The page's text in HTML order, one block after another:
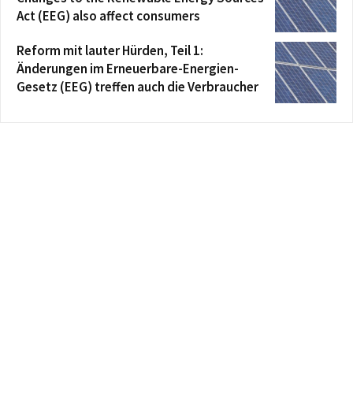
Act (EEG) also affect consumers
Reform mit lauter Hürden, Teil 1:
Änderungen im Erneuerbare-Energien-
Gesetz (EEG) treffen auch die Verbraucher